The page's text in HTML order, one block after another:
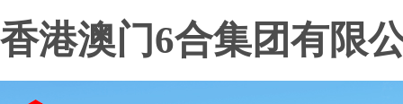
香港澳门6合集团有限